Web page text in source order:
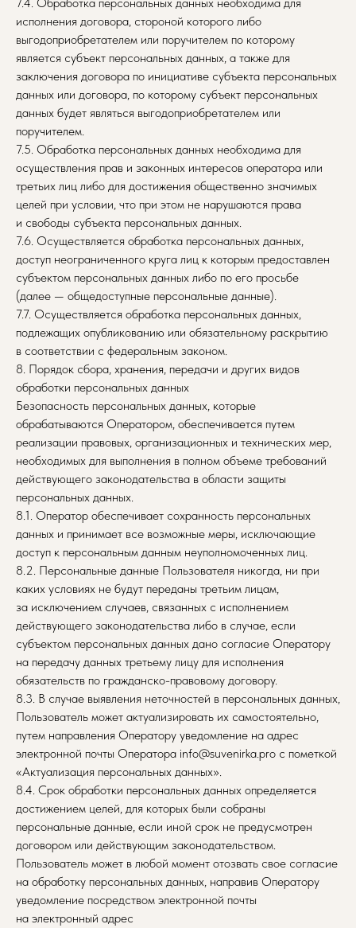
исполнения договора, стороной которого либо
выгодоприобретателем или поручителем по которому
является субъект персональных данных, а также для
заключения договора по инициативе субъекта персональных
данных или договора, по которому субъект персональных
данных будет являться выгодоприобретателем или
поручителем.
7.5. Обработка персональных данных необходима для
осуществления прав и законных интересов оператора или
третьих лиц либо для достижения общественно значимых
целей при условии, что при этом не нарушаются права
и свободы субъекта персональных данных.
7.6. Осуществляется обработка персональных данных,
доступ неограниченного круга лиц к которым предоставлен
субъектом персональных данных либо по его просьбе
(далее — общедоступные персональные данные).
7.7. Осуществляется обработка персональных данных,
подлежащих опубликованию или обязательному раскрытию
в соответствии с федеральным законом.
8. Порядок сбора, хранения, передачи и других видов
обработки персональных данных
Безопасность персональных данных, которые
обрабатываются Оператором, обеспечивается путем
реализации правовых, организационных и технических мер,
необходимых для выполнения в полном объеме требований
действующего законодательства в области защиты
персональных данных.
8.1. Оператор обеспечивает сохранность персональных
данных и принимает все возможные меры, исключающие
доступ к персональным данным неуполномоченных лиц.
8.2. Персональные данные Пользователя никогда, ни при
каких условиях не будут переданы третьим лицам,
за исключением случаев, связанных с исполнением
действующего законодательства либо в случае, если
субъектом персональных данных дано согласие Оператору
на передачу данных третьему лицу для исполнения
обязательств по гражданско-правовому договору.
8.3. В случае выявления неточностей в персональных данных,
Пользователь может актуализировать их самостоятельно,
путем направления Оператору уведомление на адрес
электронной почты Оператора info@suvenirka.pro с пометкой
«Актуализация персональных данных».
8.4. Срок обработки персональных данных определяется
достижением целей, для которых были собраны
персональные данные, если иной срок не предусмотрен
договором или действующим законодательством.
Пользователь может в любой момент отозвать свое согласие
на обработку персональных данных, направив Оператору
уведомление посредством электронной почты
на электронный адрес